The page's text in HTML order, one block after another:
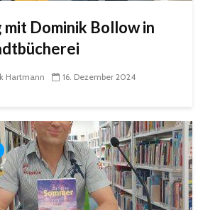
mit Dominik Bollow in
Hartmann 16. Dezember 2024